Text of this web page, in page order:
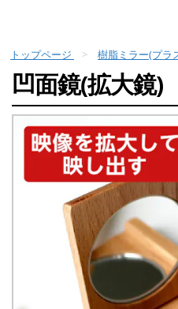
トップページ 樹脂ミラー(プラ
凹面鏡(拡大鏡)